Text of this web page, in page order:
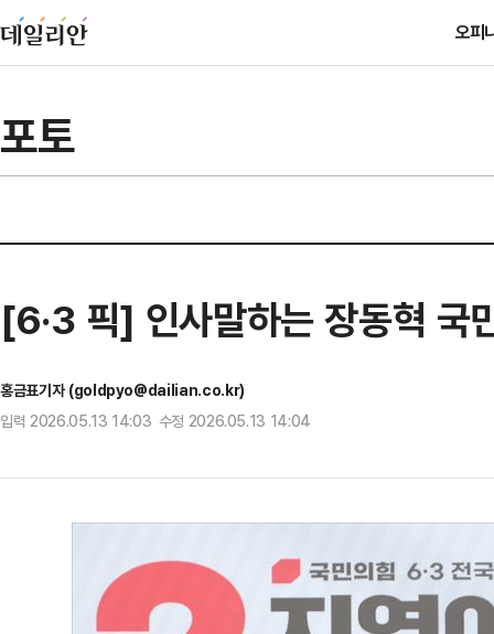
오피
포토
[6·3 픽] 인사말하는 장동혁 국
홍금표기자 (goldpyo@dailian.co.kr)
입력 2026.05.13 14:03 수정 2026.05.13 14:04